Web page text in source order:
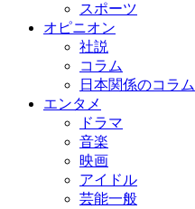
スポーツ
オピニオン
社説
コラム
日本関係のコラム
エンタメ
ドラマ
音楽
映画
アイドル
芸能一般